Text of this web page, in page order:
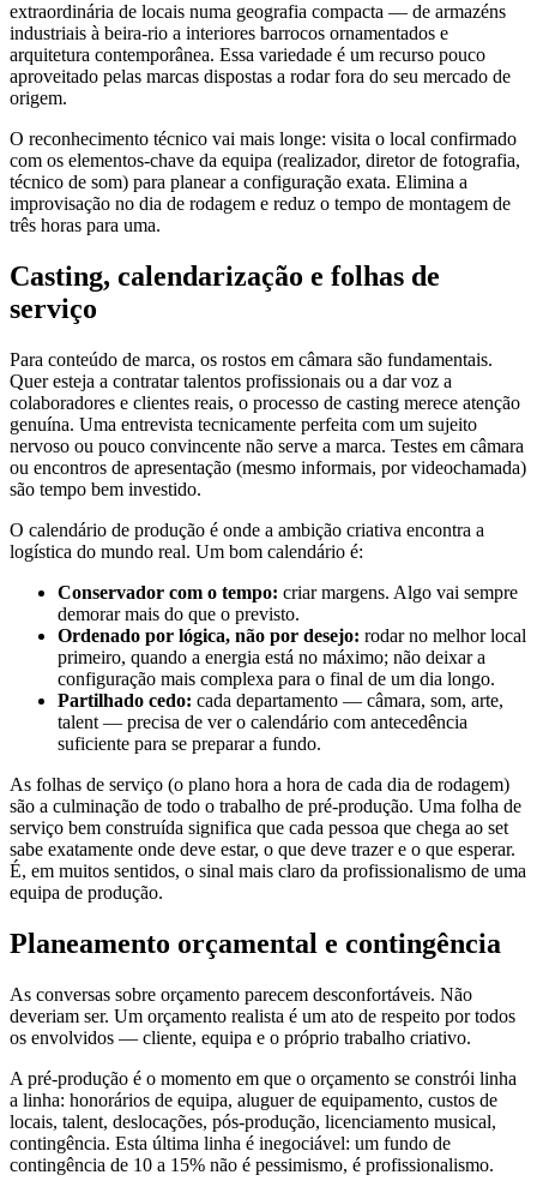
extraordinária de locais numa geografia compacta — de armazéns
industriais à beira-rio a interiores barrocos ornamentados e
arquitetura contemporânea. Essa variedade é um recurso pouco
aproveitado pelas marcas dispostas a rodar fora do seu mercado de
origem.
O reconhecimento técnico vai mais longe: visita o local confirmado
com os elementos-chave da equipa (realizador, diretor de fotografia,
técnico de som) para planear a configuração exata. Elimina a
improvisação no dia de rodagem e reduz o tempo de montagem de
três horas para uma.
Casting, calendarização e folhas de
serviço
Para conteúdo de marca, os rostos em câmara são fundamentais.
Quer esteja a contratar talentos profissionais ou a dar voz a
colaboradores e clientes reais, o processo de casting merece atenção
genuína. Uma entrevista tecnicamente perfeita com um sujeito
nervoso ou pouco convincente não serve a marca. Testes em câmara
ou encontros de apresentação (mesmo informais, por videochamada)
são tempo bem investido.
O calendário de produção é onde a ambição criativa encontra a
logística do mundo real. Um bom calendário é:
Conservador com o tempo: criar margens. Algo vai sempre
demorar mais do que o previsto.
Ordenado por lógica, não por desejo: rodar no melhor local
primeiro, quando a energia está no máximo; não deixar a
configuração mais complexa para o final de um dia longo.
Partilhado cedo: cada departamento — câmara, som, arte,
talent — precisa de ver o calendário com antecedência
suficiente para se preparar a fundo.
As folhas de serviço (o plano hora a hora de cada dia de rodagem)
são a culminação de todo o trabalho de pré-produção. Uma folha de
serviço bem construída significa que cada pessoa que chega ao set
sabe exatamente onde deve estar, o que deve trazer e o que esperar.
É, em muitos sentidos, o sinal mais claro da profissionalismo de uma
equipa de produção.
Planeamento orçamental e contingência
As conversas sobre orçamento parecem desconfortáveis. Não
deveriam ser. Um orçamento realista é um ato de respeito por todos
os envolvidos — cliente, equipa e o próprio trabalho criativo.
A pré-produção é o momento em que o orçamento se constrói linha
a linha: honorários de equipa, aluguer de equipamento, custos de
locais, talent, deslocações, pós-produção, licenciamento musical,
contingência. Esta última linha é inegociável: um fundo de
contingência de 10 a 15% não é pessimismo, é profissionalismo.